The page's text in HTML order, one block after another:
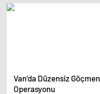
Van’da Düzensiz Göçmen
Operasyonu